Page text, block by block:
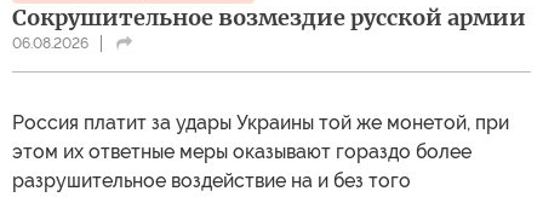
Сокрушительное возмездие русской армии
06.08.2026
Россия платит за удары Украины той же монетой, при
этом их ответные меры оказывают гораздо более
разрушительное воздействие на и без того